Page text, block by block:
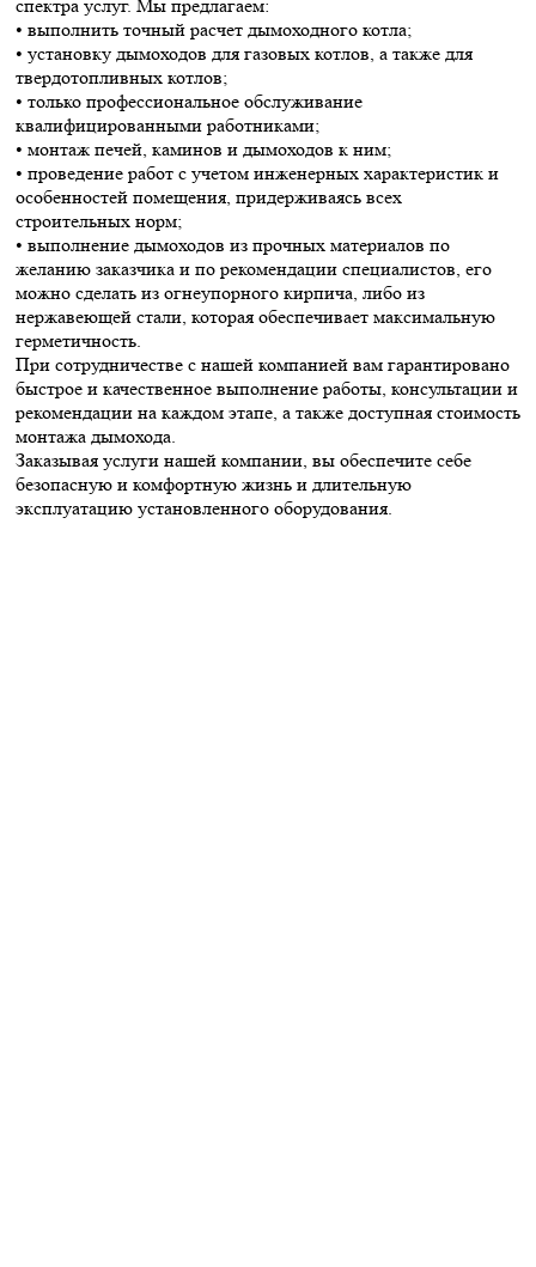
спектра услуг. Мы предлагаем:
• выполнить точный расчет дымоходного котла;
• установку дымоходов для газовых котлов, а также для
твердотопливных котлов;
• только профессиональное обслуживание
квалифицированными работниками;
• монтаж печей, каминов и дымоходов к ним;
• проведение работ с учетом инженерных характеристик и
особенностей помещения, придерживаясь всех
строительных норм;
• выполнение дымоходов из прочных материалов по
желанию заказчика и по рекомендации специалистов, его
можно сделать из огнеупорного кирпича, либо из
нержавеющей стали, которая обеспечивает максимальную
герметичность.
При сотрудничестве с нашей компанией вам гарантировано
быстрое и качественное выполнение работы, консультации и
рекомендации на каждом этапе, а также доступная стоимость
монтажа дымохода.
Заказывая услуги нашей компании, вы обеспечите себе
безопасную и комфортную жизнь и длительную
эксплуатацию установленного оборудования.